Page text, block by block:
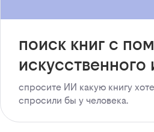
поиск книг с
искусственного
спросите ИИ какую книгу
спросили бы у человека.